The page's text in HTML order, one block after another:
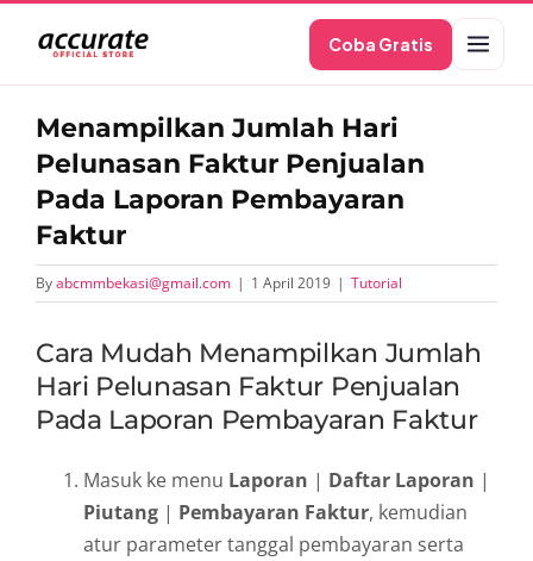
content
Coba Gratis
Menampilkan Jumlah Hari
Pelunasan Faktur Penjualan
Pada Laporan Pembayaran
Faktur
Byabcmmbekasi@gmail.com | 1 April 2019 | Tutorial
Cara Mudah Menampilkan Jumlah
Hari Pelunasan Faktur Penjualan
Pada Laporan Pembayaran Faktur
Masuk ke menu Laporan | Daftar Laporan |
Piutang| Pembayaran Faktur, kemudian
atur parameter tanggal pembayaran serta